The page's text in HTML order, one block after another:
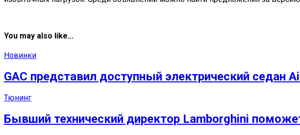
You may also like...
Новинки
GAC представил доступный электрический седан
Тюнинг
Бывший технический директор Lamborghini